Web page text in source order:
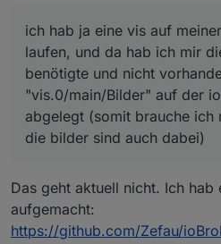
verwenden?
Nein. Was wären
benötigte und nicht
"vis.0/main/Bilder"
abgelegt (somit
die bilder sind auch
ich hab ja eine vis auf
laufen, und da hab ich mir
benötigte und nicht
"vis.0/main/Bilder" auf der
abgelegt (somit brauche ich
die bilder sind auch dabei)
Das geht aktuell nicht. Ich hab
aufgemacht:
https://github.com/Zefau/